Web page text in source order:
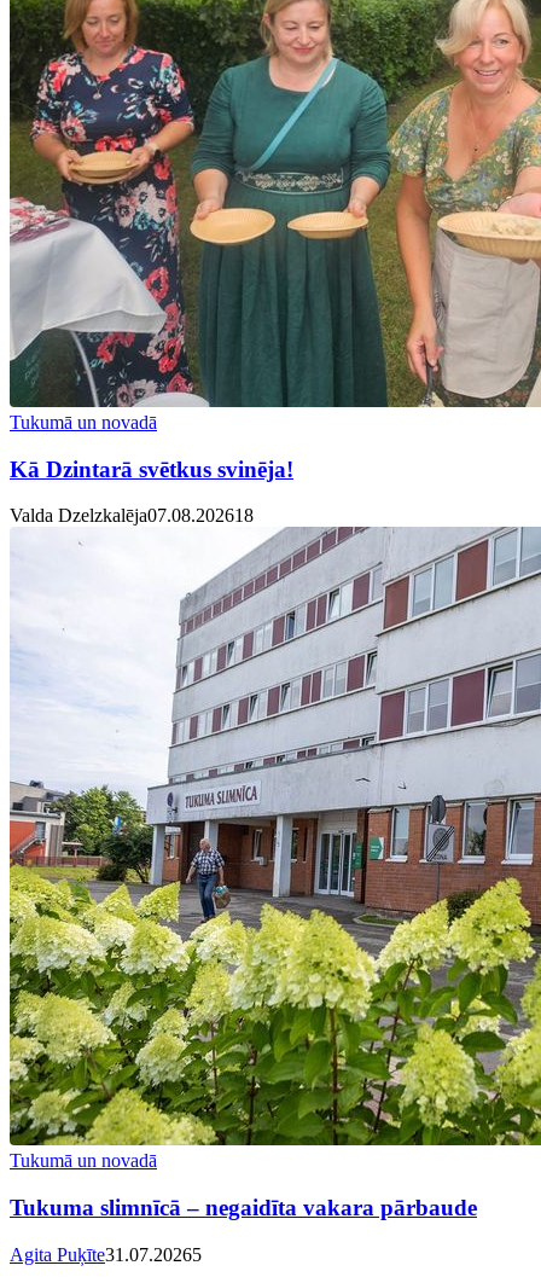
Tukumā un novadā
Kā Dzintarā svētkus svinēja!
Valda Dzelzkalēja07.08.202618
Tukumā un novadā
Tukuma slimnīcā – negaidīta vakara pārbaude
Agita Puķīte31.07.20265